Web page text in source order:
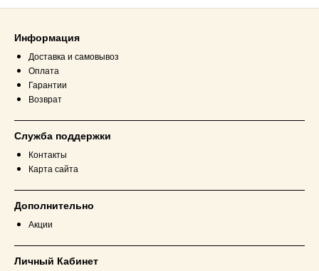
Информация
Доставка и самовывоз
Оплата
Гарантии
Возврат
Служба поддержки
Контакты
Карта сайта
Дополнительно
Акции
Личный Кабинет